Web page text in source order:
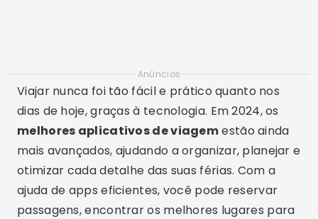
Anúncios
Viajar nunca foi tão fácil e prático quanto nos
dias de hoje, graças à tecnologia. Em 2024, os
melhores aplicativos de viagemestão ainda
mais avançados, ajudando a organizar, planejar e
otimizar cada detalhe das suas férias. Com a
ajuda de apps eficientes, você pode reservar
passagens, encontrar os melhores lugares para